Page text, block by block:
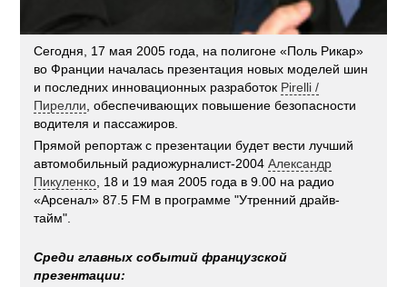
Сегодня, 17 мая 2005 года, на полигоне «Поль Рикар»
во Франции началась презентация новых моделей шин
и последних инновационных разработок Pirelli /
Пирелли, обеспечивающих повышение безопасности
водителя и пассажиров.
Прямой репортаж с презентации будет вести лучший
автомобильный радиожурналист-2004Александр
Пикуленко, 18 и 19 мая 2005 года в 9.00 на радио
«Арсенал» 87.5 FM в программе "Утренний драйв-
тайм".
Среди главных событий французской
презентации: